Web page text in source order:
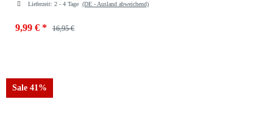
Lieferzeit: 2 - 4 Tage (DE - Ausland abweichend)
9,99 € * 16,95 €
Sale 41%